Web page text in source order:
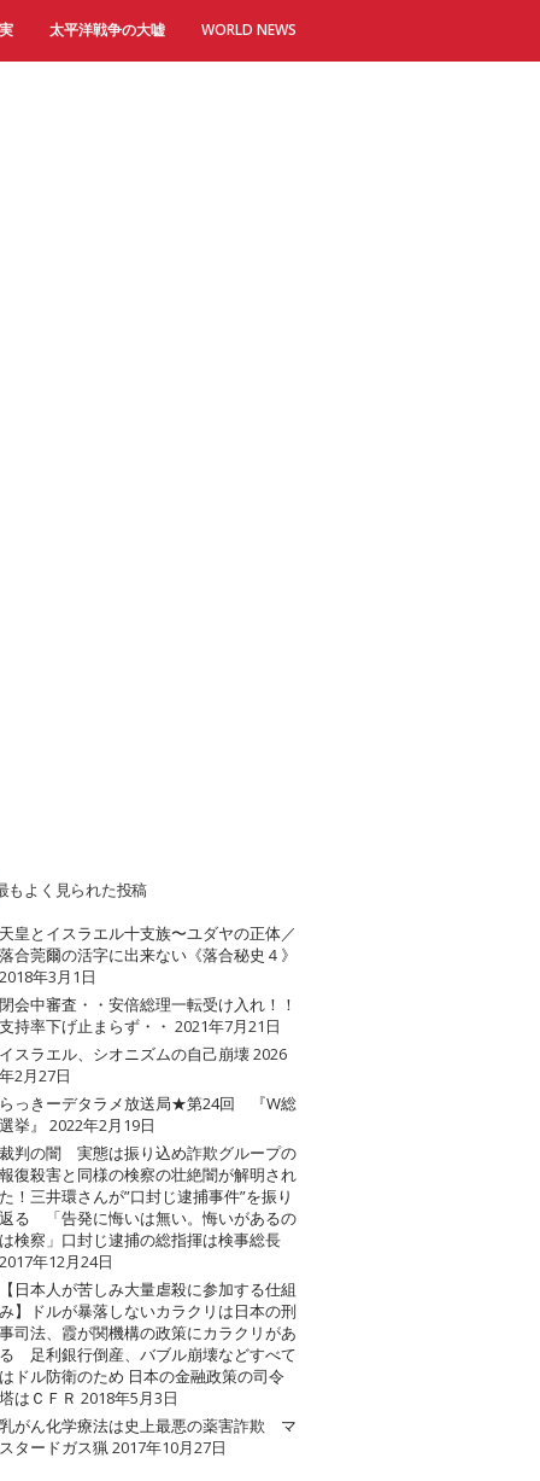
太平洋戦争の大嘘 WORLD NEWS
もよく見られた投稿
天皇とイスラエル十支族〜ユダヤの正体／
落合莞爾の活字に出来ない《落合秘史４》
2018年3月1日
閉会中審査・・安倍総理一転受け入れ！！
支持率下げ止まらず・・ 2021年7月21日
イスラエル、シオニズムの自己崩壊2026
年2月27日
らっきーデタラメ放送局★第24回 『W総
選挙』
2022年2月19日
裁判の闇 実態は振り込め詐欺グループの
報復殺害と同様の検察の壮絶闇が解明され
た！三井環さんが”口封じ逮捕事件”を振り
返る 「告発に悔いは無い。悔いがあるの
は検察」口封じ逮捕の総指揮は検事総長
2017年12月24日
【日本人が苦しみ大量虐殺に参加する仕組
み】ドルが暴落しないカラクリは日本の刑
事司法、霞が関機構の政策にカラクリがあ
る 足利銀行倒産、バブル崩壊などすべて
はドル防衛のため 日本の金融政策の司令
塔はＣＦＲ 2018年5月3日
乳がん化学療法は史上最悪の薬害詐欺 マ
スタードガス猟2017年10月27日